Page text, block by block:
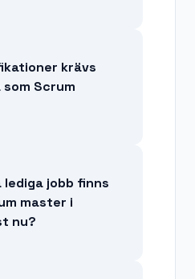
krävs
Scrum
lediga jobb finns
master i
nu?